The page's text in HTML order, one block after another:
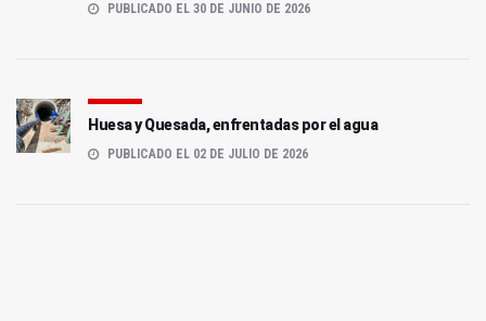
PUBLICADO EL 30 DE JUNIO DE 2026
Huesa y Quesada, enfrentadas por el agua
PUBLICADO EL 02 DE JULIO DE 2026